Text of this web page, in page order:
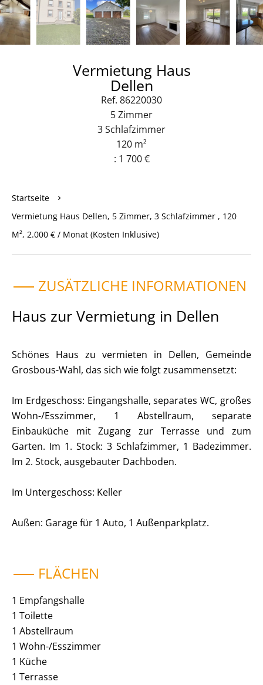
Vermietung Haus
Dellen
Ref. 86220030
5 Zimmer
3 Schlafzimmer
120 m²
: 1 700 €
Startseite
Vermietung Haus Dellen, 5 Zimmer, 3 Schlafzimmer , 120
M², 2.000 € / Monat (Kosten Inklusive)
ZUSÄTZLICHE INFORMATIONEN
Haus zur Vermietung in Dellen
Schönes Haus zu vermieten in Dellen, Gemeinde
Grosbous-Wahl, das sich wie folgt zusammensetzt:
Im Erdgeschoss: Eingangshalle, separates WC, großes
Wohn-/Esszimmer, 1 Abstellraum, separate
Einbauküche mit Zugang zur Terrasse und zum
Garten. Im 1. Stock: 3 Schlafzimmer, 1 Badezimmer.
Im 2. Stock, ausgebauter Dachboden.
Im Untergeschoss: Keller
Außen: Garage für 1 Auto, 1 Außenparkplatz.
FLÄCHEN
1 Empfangshalle
1 Toilette
1 Abstellraum
1 Wohn-/Esszimmer
1 Küche
1 Terrasse